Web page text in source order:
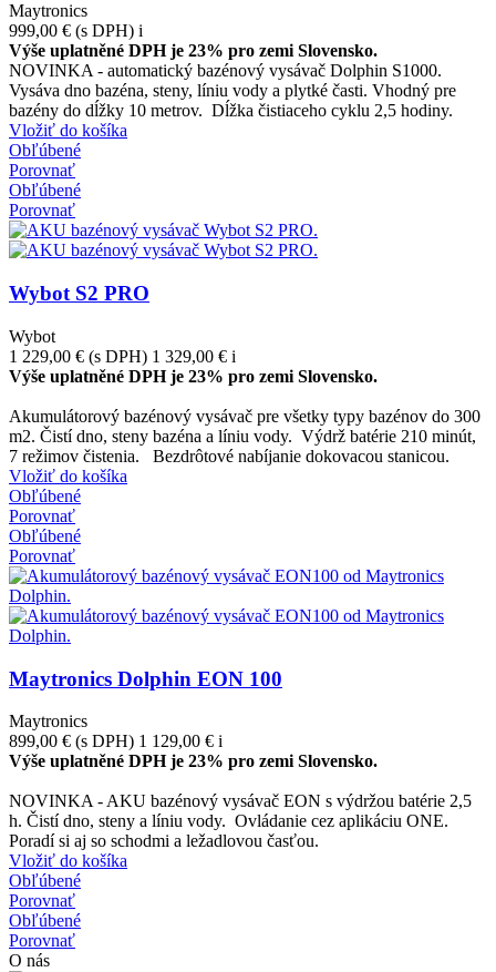
Maytronics
999,00 € (s DPH) i
Výše uplatněné DPH je 23% pro zemi Slovensko.
NOVINKA - automatický bazénový vysávač Dolphin S1000.
Vysáva dno bazéna, steny, líniu vody a plytké časti. Vhodný pre
bazény do dĺžky 10 metrov. Dĺžka čistiaceho cyklu 2,5 hodiny.
Vložiť do košíka
Obľúbené
Porovnať
Obľúbené
Porovnať
Wybot S2 PRO
Wybot
1 229,00 € (s DPH) 1 329,00 € i
Výše uplatněné DPH je 23% pro zemi Slovensko.
Akumulátorový bazénový vysávač pre všetky typy bazénov do 300
m2. Čistí dno, steny bazéna a líniu vody. Výdrž batérie 210 minút,
7 režimov čistenia. Bezdrôtové nabíjanie dokovacou stanicou.
Vložiť do košíka
Obľúbené
Porovnať
Obľúbené
Porovnať
Maytronics Dolphin EON 100
Maytronics
899,00 € (s DPH) 1 129,00 € i
Výše uplatněné DPH je 23% pro zemi Slovensko.
NOVINKA - AKU bazénový vysávač EON s výdržou batérie 2,5
h. Čistí dno, steny a líniu vody. Ovládanie cez aplikáciu ONE.
Poradí si aj so schodmi a ležadlovou časťou.
Vložiť do košíka
Obľúbené
Porovnať
Obľúbené
Porovnať
O nás